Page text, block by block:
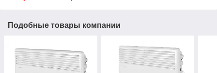
Подобные товары компании